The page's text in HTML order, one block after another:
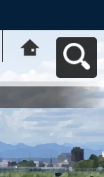
動応援ｻｲﾄ はち
コミねっとへ戻